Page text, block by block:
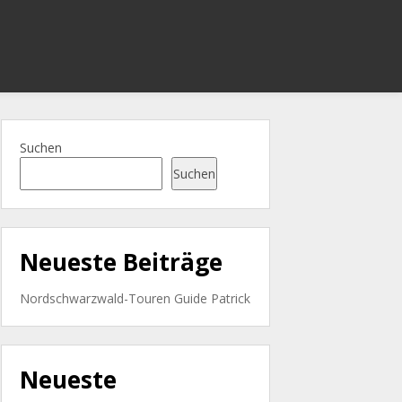
Suchen
Suchen
Neueste Beiträge
Nordschwarzwald-Touren Guide Patrick
Neueste